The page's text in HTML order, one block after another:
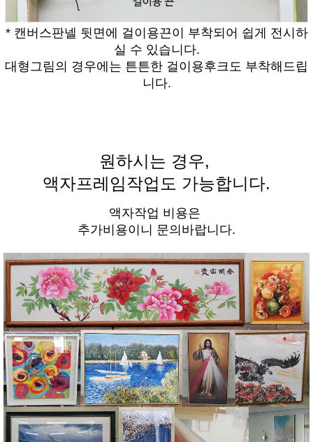
* 캔버스판넬 뒷면에 걸이용끈이 부착되어 쉽게 전시하
실 수 있습니다.
대형그림의 경우에는 튼튼한 걸이용후크도 부착해드립
니다.
원하시는 경우,
액자프레임작업도 가능합니다.
액자작업 비용은
추가비용이니 문의바랍니다.